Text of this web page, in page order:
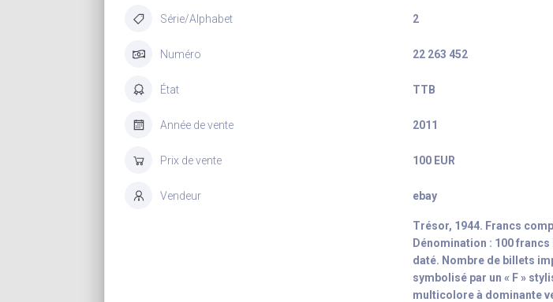
Série/Alphabet 2
Numéro 22 263 452
État TTB
Année de vente 2011
Prix de vente 100 EUR
Vendeur ebay
Trésor, 1944. Francs
Dénomination : 100
daté. Nombre de billets
symbolisé par un « F »
multicolore à dominante